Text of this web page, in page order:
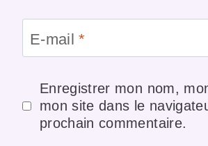
E-mail*
Enregistrer mon nom,
mon site dans le
prochain commentaire.